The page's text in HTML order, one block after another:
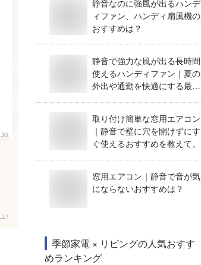
>>
>
静音なのに強風が出るハンデ
ィファン、ハンディ扇風機の
おすすめは？
静音で強力な風が出る長時間
使えるハンディファン｜夏の
外出や通勤を快適にする最新
取り付け簡単な窓用エアコン
｜静音で壁に穴を開けずにす
ぐ使えるおすすめを教えて。
窓用エアコン｜静音で音が気
にならないおすすめは？
季節家電 × リビングの人気おすす
めランキング